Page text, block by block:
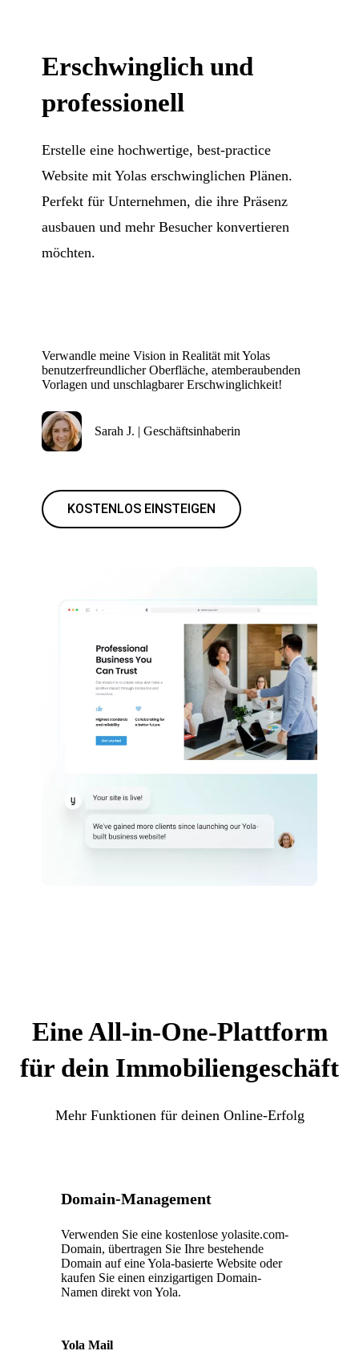
Erschwinglich und
professionell
Erstelle eine hochwertige, best-practice
Website mit Yolas erschwinglichen Plänen.
Perfekt für Unternehmen, die ihre Präsenz
ausbauen und mehr Besucher konvertieren
möchten.
Verwandle meine Vision in Realität mit Yolas
benutzerfreundlicher Oberfläche, atemberaubenden
Vorlagen und unschlagbarer Erschwinglichkeit!
Sarah J. | Geschäftsinhaberin
KOSTENLOS EINSTEIGEN
Eine All-in-One-Plattform
für dein Immobiliengeschäft
Mehr Funktionen für deinen Online-Erfolg
Domain-Management
Verwenden Sie eine kostenlose yolasite.com-
Domain, übertragen Sie Ihre bestehende
Domain auf eine Yola-basierte Website oder
kaufen Sie einen einzigartigen Domain-
Namen direkt von Yola.
Yola Mail